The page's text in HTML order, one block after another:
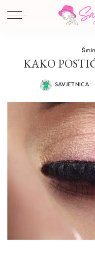
KAKO
POSTED
SAVJETNICA